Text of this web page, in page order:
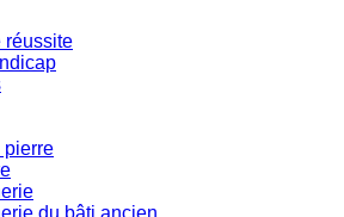
réussite
pierre
du bâti ancien